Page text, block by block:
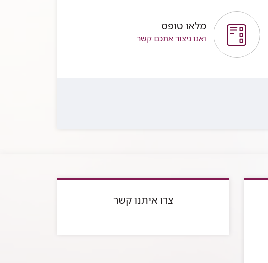
מלאו טופס
ואנו ניצור אתכם קשר
צרו איתנו קשר